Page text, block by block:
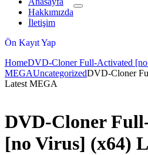
Hakkımızda
İletişim
Ön Kayıt Yap
HomeDVD-Cloner Full-Activated
MEGAUncategorizedDVD-Cloner
Latest MEGA
DVD-Cloner
[no Virus] (x64)